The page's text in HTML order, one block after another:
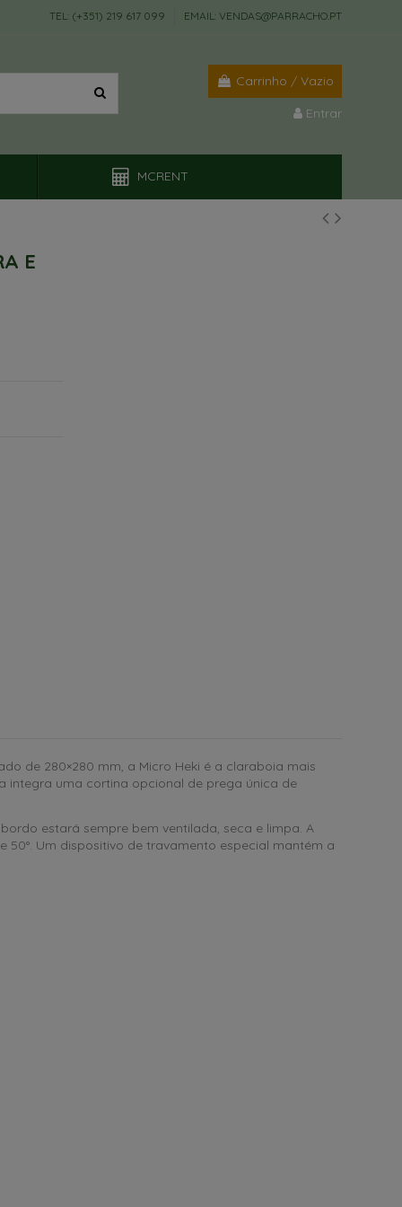
TEL: (+351) 219 617 099 EMAIL: VENDAS@PARRACHO.PT
Carrinho / Vazio
Entrar
MCRENT
E
de 280×280 mm, a Micro Heki é a claraboia mais
integra uma cortina opcional de prega única de
estará sempre bem ventilada, seca e limpa. A
Um dispositivo de travamento especial mantém a